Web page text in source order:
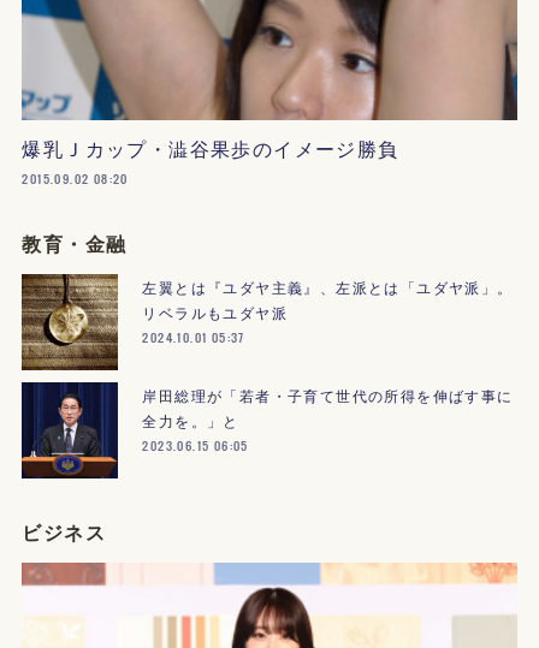
爆乳Ｊカップ・澁谷果歩のイメージ勝負
2015.09.02 08:20
教育・金融
左翼とは『ユダヤ主義』、左派とは「ユダヤ派」。
リベラルもユダヤ派
2024.10.01 05:37
岸田総理が「若者・子育て世代の所得を伸ばす事に
全力を。」と
2023.06.15 06:05
ビジネス